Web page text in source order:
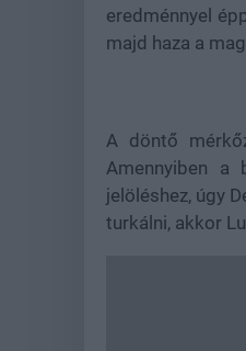
eredménnyel
majd haza a
A döntő
Amennyiben a
jelöléshez, úgy
turkálni, akkor